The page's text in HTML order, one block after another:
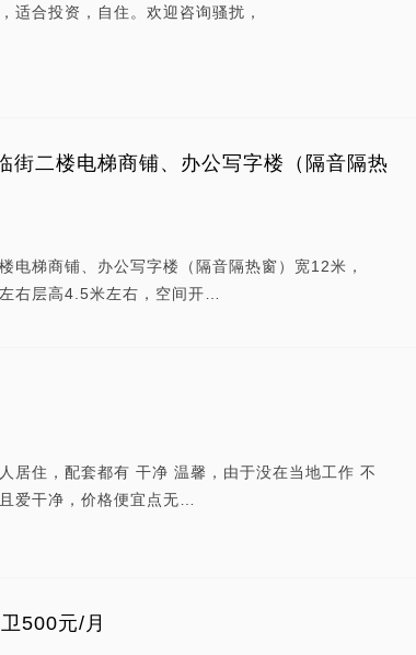
适合投资，自住。欢迎咨询骚扰，
街二楼电梯商铺、办公写字楼（隔音隔热
电梯商铺、办公写字楼（隔音隔热窗）宽12米，
右层高4.5米左右，空间开…
居住，配套都有 干净 温馨，由于没在当地工作 不
爱干净，价格便宜点无…
500元/月